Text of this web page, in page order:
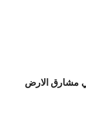
مشارق الارض